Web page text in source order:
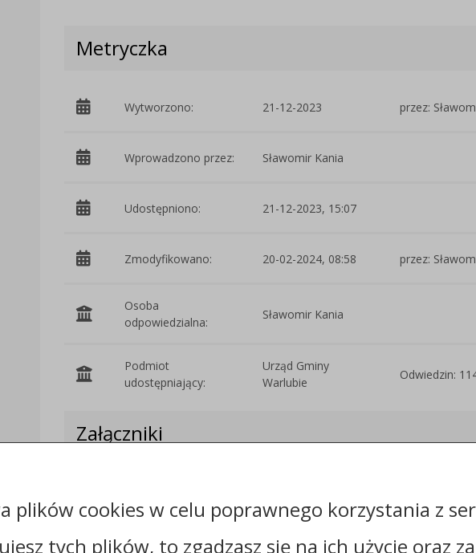
Metryczka
Wytworzono: 21-12-2023 przez:
Wprowadzono przez: Sławomir Kania
Udostępniono: 21-12-2023, 15:07
Zmodyfikowano: 20-02-2024, 08:58 przez:
Osoba
odpowiedzialna:
Sławomir Kania
Podmiot
udostępniający:
Urząd Gminy
Warlubie
Odwiedzin:
Załączniki
plików cookies w celu poprawnego korzystania z
tych plików, to zgadzasz się na ich użycie oraz